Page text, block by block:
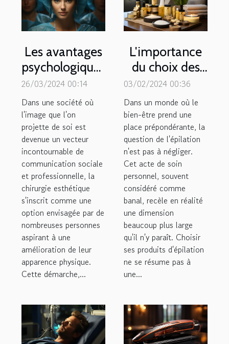
Les avantages
psychologiques
de la chirurgie
esthétique
pour la
confiance en
soi
26/03/2024 00:14
Dans une société où
l'image que l'on
projette de soi est
devenue un vecteur
incontournable de
communication sociale
et professionnelle, la
chirurgie esthétique
s'inscrit comme une
option envisagée par de
nombreuses personnes
aspirant à une
amélioration de leur
apparence physique.
Cette démarche,...
L'importance
du choix des
produits
d'épilation
pour un soin
de soi
holistique
03/02/2024 00:36
Dans un monde où le
bien-être prend une
place prépondérante, la
question de l'épilation
n'est pas à négliger.
Cet acte de soin
personnel, souvent
considéré comme
banal, recèle en réalité
une dimension
beaucoup plus large
qu'il n'y paraît. Choisir
ses produits d'épilation
ne se résume pas à
une...